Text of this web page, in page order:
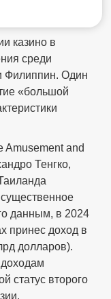
казино в
среди
Филиппин. Один
«большой
Amusement and
Тенгко,
существенное
данным, в 2024
принес доход в
долларов).
доходам
статус второго